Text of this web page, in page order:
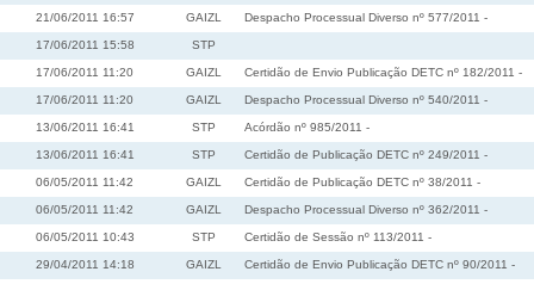
21/06/2011 16:57 GAIZL Despacho Processual Diverso nº 577/2011 -
17/06/2011 15:58 STP
17/06/2011 11:20 GAIZL Certidão de Envio Publicação DETC nº 182/2011 -
17/06/2011 11:20 GAIZL Despacho Processual Diverso nº 540/2011 -
13/06/2011 16:41 STP Acórdão nº 985/2011 -
13/06/2011 16:41 STP Certidão de Publicação DETC nº 249/2011 -
06/05/2011 11:42 GAIZL Certidão de Publicação DETC nº 38/2011 -
06/05/2011 11:42 GAIZL Despacho Processual Diverso nº 362/2011 -
06/05/2011 10:43 STP Certidão de Sessão nº 113/2011 -
29/04/2011 14:18 GAIZL Certidão de Envio Publicação DETC nº 90/2011 -